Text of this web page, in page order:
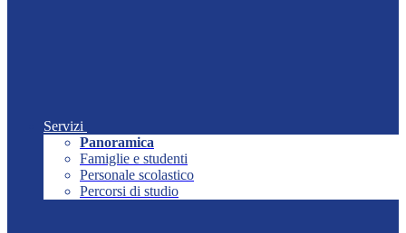
Servizi
Panoramica
Famiglie e studenti
Personale scolastico
Percorsi di studio